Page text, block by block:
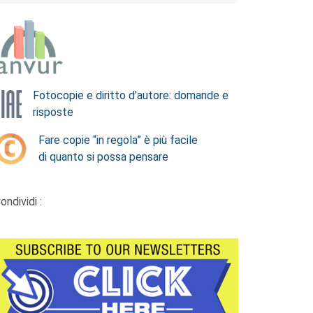
Fotocopie e diritto d’autore: domande e
risposte
Fare copie “in regola” è più facile
di quanto si possa pensare
: